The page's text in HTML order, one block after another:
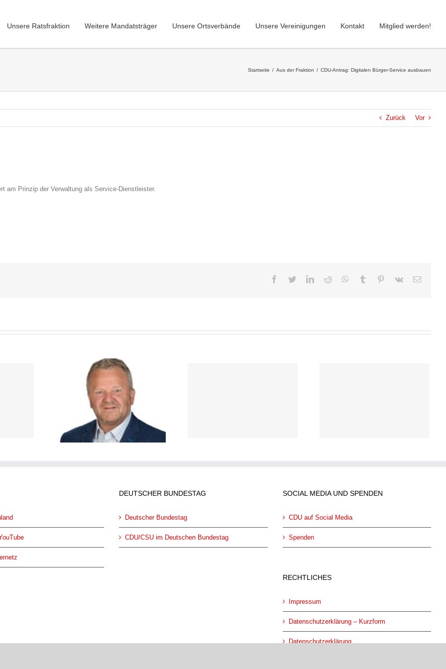
Unsere Ratsfraktion Weitere Mandatsträger Unsere Ortsverbände Unsere Vereinigungen Kontakt Mitglied werden!
Startseite / Aus der Fraktion / CDU-Antrag: Digitalen Bürger-Service ausbauen
Zurück Vor
am Prinzip der Verwaltung als Service-Dienstleister.
facebooktwitterlinkedinreddit whatsapp
tumblr pinterest
vk
E-
Erwerb des Grevenbroicher
Bahnhofsgebäudes –
Stellungnahme zum NGZ-
Artikel vom 13. Januar 2024
DEUTSCHER BUNDESTAG
Deutscher Bundestag
CDU/CSU im Deutschen Bundestag
SOCIAL MEDIA UND SPENDEN
CDU auf Social Media
Spenden
RECHTLICHES
Impressum
Datenschutzerklärung – Kurzform
Datenschutzerklärung